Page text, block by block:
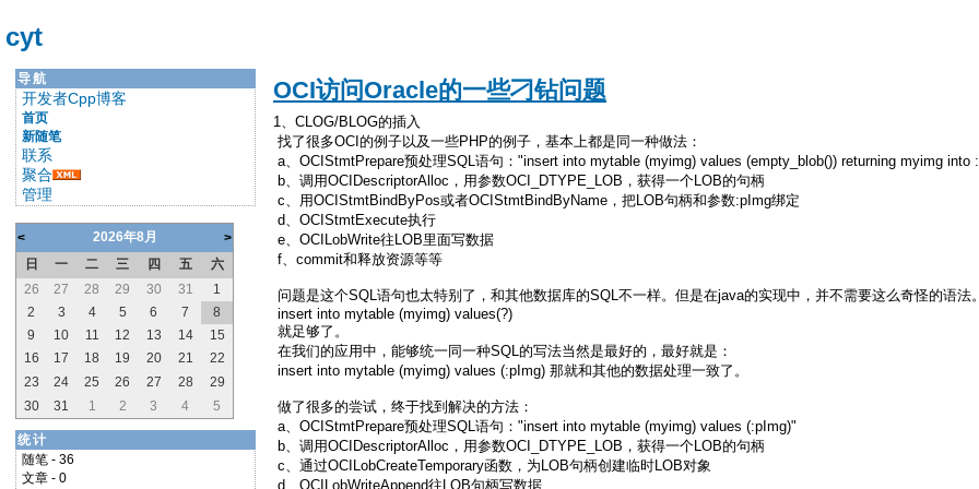
cyt
导航
开发者Cpp博客
首页
新随笔
联系
聚合
管理
< 2026年8月
>
日
一 二 三 四 五
六
26
27 28 29 30 31
1
2
3 4 5 6 7
8
9
10 11 12 13 14
15
16
17 18 19 20 21
22
23
24 25 26 27 28
29
30
31 1 2 3 4 5
统计
随笔 - 36
文章 - 0
OCI访问Oracle的一些刁钻问题
1、CLOG/BLOG的插入
找了很多OCI的例子以及一些PHP的例子，基本上都是同一种做法：
a、OCIStmtPrepare预处理SQL语句："insert into mytable (myimg) values (empty_blob()) returning myimg into
b、调用OCIDescriptorAlloc，用参数OCI_DTYPE_LOB，获得一个LOB的句柄
c、用OCIStmtBindByPos或者OCIStmtBindByName，把LOB句柄和参数:pImg绑定
d、OCIStmtExecute执行
e、OCILobWrite往LOB里面写数据
f、commit和释放资源等等
问题是这个SQL语句也太特别了，和其他数据库的SQL不一样。但是在java的实现中，并不需要这么奇怪的语法。
insert into mytable (myimg) values(?)
就足够了。
在我们的应用中，能够统一同一种SQL的写法当然是最好的，最好就是：
insert into mytable (myimg) values (:pImg) 那就和其他的数据处理一致了。
做了很多的尝试，终于找到解决的方法：
a、OCIStmtPrepare预处理SQL语句："insert into mytable (myimg) values (:pImg)"
b、调用OCIDescriptorAlloc，用参数OCI_DTYPE_LOB，获得一个LOB的句柄
c、通过OCILobCreateTemporary函数，为LOB句柄创建临时LOB对象
d、OCILobWriteAppend往LOB句柄写数据